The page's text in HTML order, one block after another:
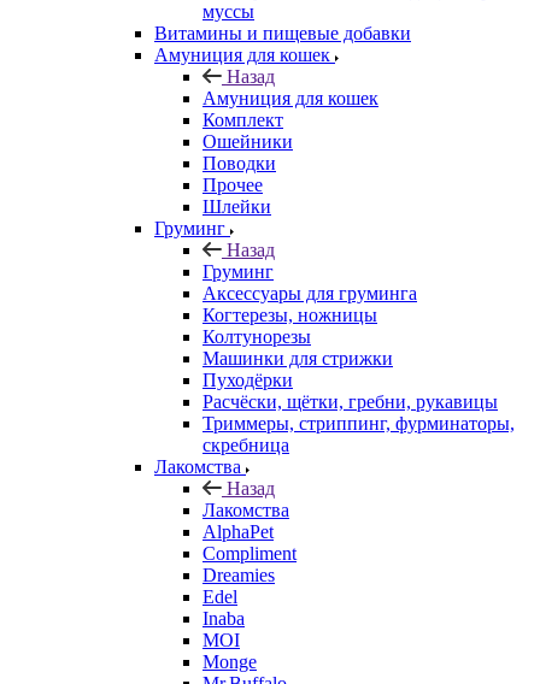
муссы
Витамины и пищевые добавки
Амуниция для кошек
Назад
Амуниция для кошек
Комплект
Ошейники
Поводки
Прочее
Шлейки
Груминг
Назад
Груминг
Аксессуары для груминга
Когтерезы, ножницы
Колтунорезы
Машинки для стрижки
Пуходёрки
Расчёски, щётки, гребни, рукавицы
Триммеры, стриппинг, фурминаторы,
скребница
Лакомства
Назад
Лакомства
AlphaPet
Compliment
Dreamies
Edel
Inaba
MOI
Monge